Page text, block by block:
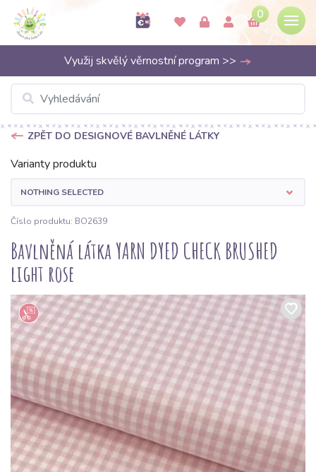
0
Využij skvělý věrnostní program >>
ZPĚT DO DESIGNOVÉ BAVLNĚNÉ LÁTKY
Varianty produktu
NOTHING SELECTED
Číslo produktu: BO2639
Bavlněná látka YARN DYED CHECK BRUSHED
light rose